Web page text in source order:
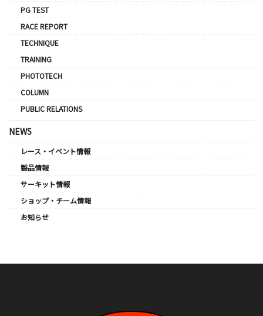
PG TEST
RACE REPORT
TECHNIQUE
TRAINING
PHOTOTECH
COLUMN
PUBLIC RELATIONS
NEWS
レース・イベント情報
製品情報
サーキット情報
ショップ・チーム情報
お知らせ